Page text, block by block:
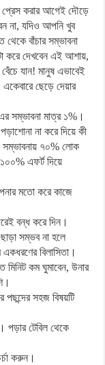
প্রেস করার আগেই দৌড়ে
না, যদিও আপনি খুব
বাঁচার সম্ভাবনা
করে দেখবেন এই আশায়,
যান! মানুষ এভাবেই
ছেড়ে দেয়ার
সম্ভাবনা মাত্র ১%।
না করে দিয়ে কী
সম্ভাবনায় ৭০% লোক
এফর্ট দিয়ে
মতো করে কাজে
বন্ধ করে দিন।
সম্ভব না হলে
বিলাসিতা।
মিনিট কম ঘুমাবেন, উনার
সহজ বিষয়টি
পড়ার টেবিল থেকে
করুন।